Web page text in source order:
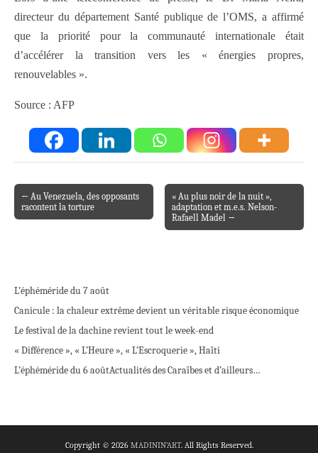
directeur du département Santé publique de l’OMS, a affirmé
que la priorité pour la communauté internationale était
d’accélérer la transition vers les « énergies propres,
renouvelables ».
Source : AFP
Post navigation
← Au Venezuela, des opposants
racontent la torture
« Au plus noir de la nuit »,
adaptation et m.e.s. Nelson-
Rafaell Madel →
L’éphéméride du 7 août
Canicule : la chaleur extrême devient un véritable risque économique
Le festival de la dachine revient tout le week-end
« Différence », « L’Heure », « L’Escroquerie », Haïti
L’éphéméride du 6 aoûtActualités des Caraïbes et d’ailleurs…
Copyright © 2026 MADININ'ART. All Rights Reserved.